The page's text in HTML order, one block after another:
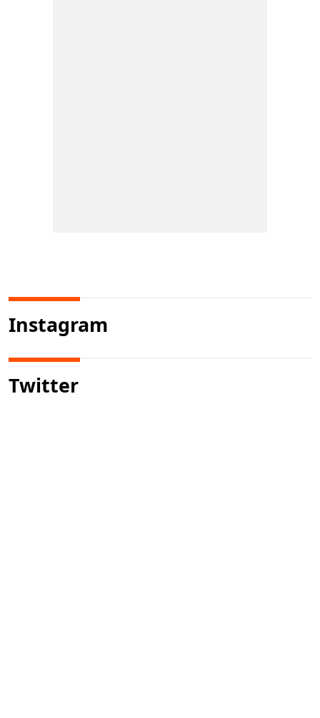
Instagram
Twitter